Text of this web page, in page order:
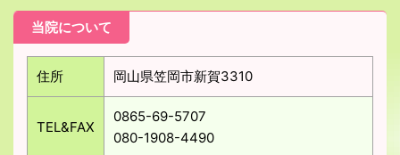
当院について
住所 岡山県笠岡市新賀3310
TEL&FAX
0865-69-5707
080-1908-4490